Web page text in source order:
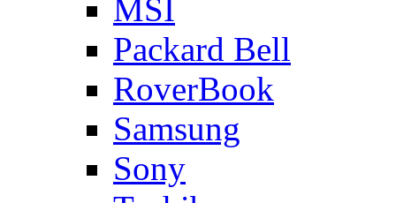
MSI
Packard Bell
RoverBook
Samsung
Sony